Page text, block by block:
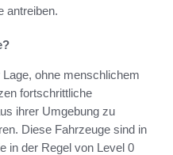
antreiben.
ohne menschlichem
fortschrittliche
ihrer Umgebung zu
Diese Fahrzeuge sind in
in der Regel von Level 0